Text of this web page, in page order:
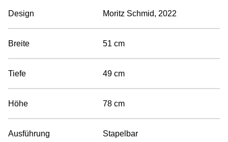
Design Moritz Schmid, 2022
Breite 51 cm
Tiefe 49 cm
Höhe 78 cm
Ausführung Stapelbar